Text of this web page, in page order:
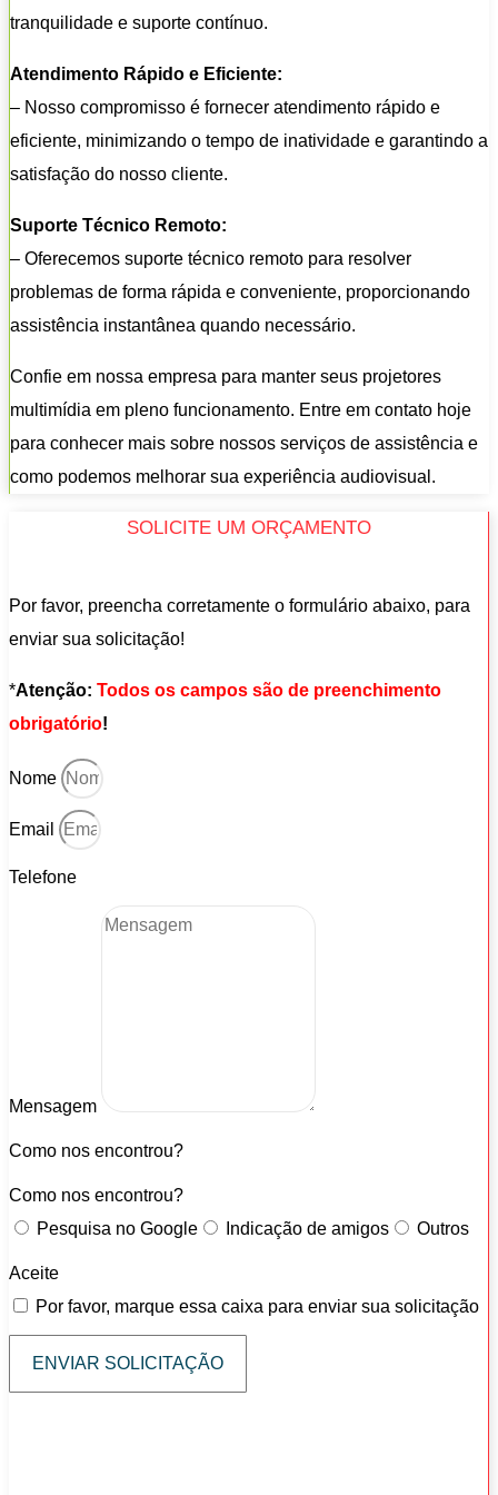
tranquilidade e suporte contínuo.
Atendimento Rápido e Eficiente:
– Nosso compromisso é fornecer atendimento rápido e
eficiente, minimizando o tempo de inatividade e garantindo a
satisfação do nosso cliente.
Suporte Técnico Remoto:
– Oferecemos suporte técnico remoto para resolver
problemas de forma rápida e conveniente, proporcionando
assistência instantânea quando necessário.
Confie em nossa empresa para manter seus projetores
multimídia em pleno funcionamento. Entre em contato hoje
para conhecer mais sobre nossos serviços de assistência e
como podemos melhorar sua experiência audiovisual.
SOLICITE UM ORÇAMENTO
Por favor, preencha corretamente o formulário abaixo, para
enviar sua solicitação!
*Atenção: Todos os campos são de preenchimento
obrigatório!
Nome
Email
Telefone
Mensagem
Como nos encontrou?
Como nos encontrou?
Pesquisa no Google
Indicação de amigos Outros
Aceite
Por favor, marque essa caixa para enviar sua solicitação
ENVIAR SOLICITAÇÃO